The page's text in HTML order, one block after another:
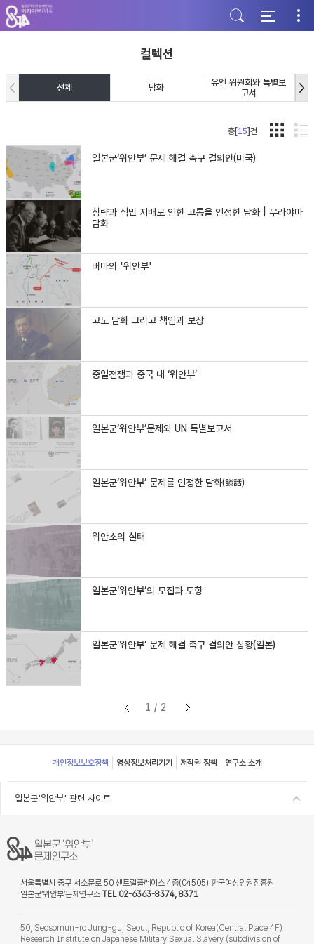
주
메
뉴
가
기
본
문
바
기
하
단
바
기
컬렉션
전체 담화
유엔 위원회와 특별보
고서
총[15]건
일본군‘위안부’ 문제 해결 촉구 결의안(미국)
침략과 식민 지배로 인한 고통을 인정한 담화 | 무라야마
담화
버마의 '위안부'
고노 담화 그리고 책임과 보상
중일전쟁과 중국 내 ‘위안부’
일본군‘위안부’문제와 UN 특별보고서
일본군‘위안부’ 문제를 인정한 담화(談話)
위안소의 실태
일본군‘위안부’의 모집과 도항
일본군‘위안부’ 문제 해결 촉구 결의안 상황(일본)
1/2
Footer
개인정보보호정책 영상정보처리기기 저작권 정책 연구소 소개
일본군'위안부' 관련 사이트
서울특별시 중구 서소문로 50 센트럴플레이스 4층(04505) 한국여성인권진흥원
일본군‘위안부’문제연구소 TEL 02-6363-8374, 8371
50, Seosomun-ro Jung-gu, Seoul, Republic of Korea(Central Place 4F)
Research Institute on Japanese Military Sexual Slavery (subdivision of